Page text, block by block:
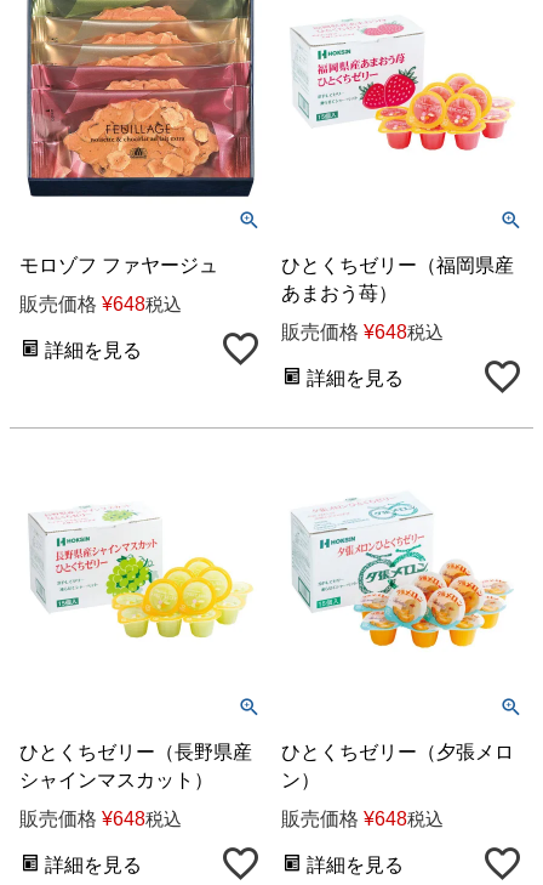
モロゾフ ファヤージュ
販売価格 ¥648税込
詳細を見る
ひとくちゼリー（福岡県産
あまおう苺）
販売価格 ¥648税込
詳細を見る
ひとくちゼリー（長野県産
シャインマスカット）
販売価格 ¥648税込
詳細を見る
ひとくちゼリー（夕張メロ
ン）
販売価格 ¥648税込
詳細を見る